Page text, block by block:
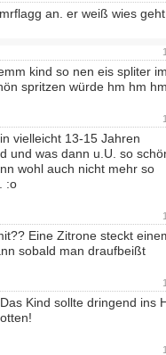
an. er weiß wies
kind so nen eis spliter
spritzen würde hm hm
vielleicht 13-15 Jahren
und was dann u.U. so
wohl auch nicht mehr so
:o
Eine Zitrone steckt
sobald man draufbeißt
Kind sollte dringend ins